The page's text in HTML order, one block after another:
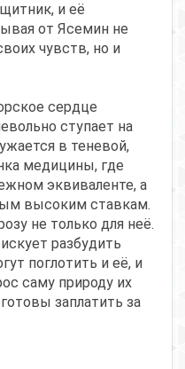
и её
от Ясемин не
чувств, но и
сердце
ступает на
в теневой,
медицины, где
эквиваленте, а
высоким ставкам.
не только для неё.
разбудить
поглотить и её, и
саму природу их
заплатить за